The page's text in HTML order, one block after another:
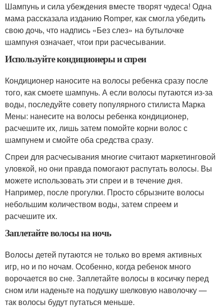
Шампунь и сила убеждения вместе творят чудеса! Одна
мама рассказала изданию Romper, как смогла убедить
свою дочь, что надпись «Без слез» на бутылочке
шампуня означает, чтои при расчесывании.
Используйте кондиционеры и спреи
Кондиционер наносите на волосы ребенка сразу после
того, как смоете шампунь. А если волосы путаются из-за
воды, последуйте совету популярного стилиста Марка
Мены: нанесите на волосы ребенка кондиционер,
расчешите их, лишь затем помойте корни волос с
шампунем и смойте оба средства сразу.
Спреи для расчесывания многие считают маркетинговой
уловкой, но они правда помогают распутать волосы. Вы
можете использовать эти спреи и в течение дня.
Например, после прогулки. Просто сбрызните волосы
небольшим количеством воды, затем спреем и
расчешите их.
Заплетайте волосы на ночь
Волосы детей путаются не только во время активных
игр, но и по ночам. Особенно, когда ребенок много
ворочается во сне. Заплетайте волосы в косичку перед
сном или наденьте на подушку шелковую наволочку —
так волосы будут путаться меньше.